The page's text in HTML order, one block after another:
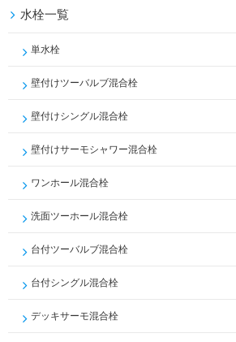
水栓一覧
単水栓
壁付けツーバルブ混合栓
壁付けシングル混合栓
壁付けサーモシャワー混合栓
ワンホール混合栓
洗面ツーホール混合栓
台付ツーバルブ混合栓
台付シングル混合栓
デッキサーモ混合栓